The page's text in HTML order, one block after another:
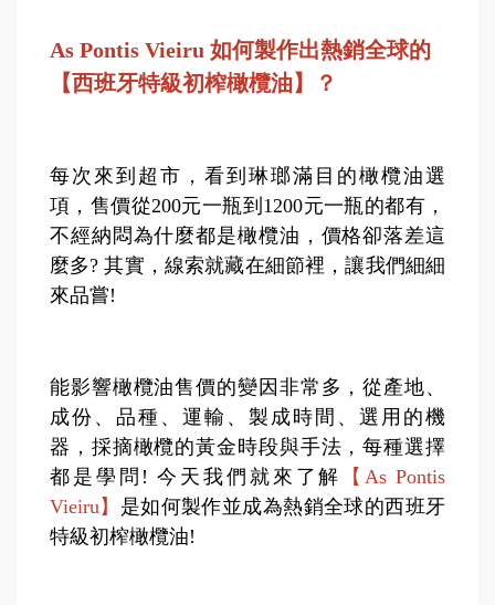
As Pontis Vieiru 如何製作出熱銷全球的
【西班牙特級初榨橄欖油】？
每次來到超市，看到琳瑯滿目的橄欖油選
項，售價從200元一瓶到1200元一瓶的都有，
不經納悶為什麼都是橄欖油，價格卻落差這
麼多? 其實，線索就藏在細節裡，讓我們細細
來品嘗!
能影響橄欖油售價的變因非常多，從產地、
成份、品種、運輸、製成時間、選用的機
器，採摘橄欖的黃金時段與手法，每種選擇
都是學問! 今天我們就來了解
【As Pontis
Vieiru】 是如何製作並成為熱銷全球的西班牙
特級初榨橄欖油!